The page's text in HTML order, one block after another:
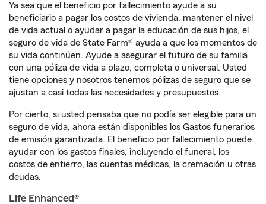
Ya sea que el beneficio por fallecimiento ayude a su
beneficiario a pagar los costos de vivienda, mantener el nivel
de vida actual o ayudar a pagar la educación de sus hijos, el
seguro de vida de State Farm® ayuda a que los momentos de
su vida continúen. Ayude a asegurar el futuro de su familia
con una póliza de vida a plazo, completa o universal. Usted
tiene opciones y nosotros tenemos pólizas de seguro que se
ajustan a casi todas las necesidades y presupuestos.
Por cierto, si usted pensaba que no podía ser elegible para un
seguro de vida, ahora están disponibles los Gastos funerarios
de emisión garantizada. El beneficio por fallecimiento puede
ayudar con los gastos finales, incluyendo el funeral, los
costos de entierro, las cuentas médicas, la cremación u otras
deudas.
Life Enhanced®